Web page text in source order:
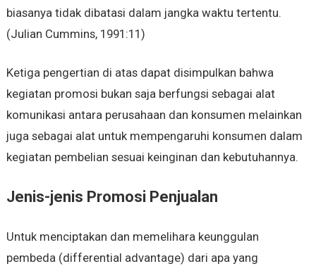
biasanya tidak dibatasi dalam jangka waktu tertentu.
(Julian Cummins, 1991:11)
Ketiga pengertian di atas dapat disimpulkan bahwa
kegiatan promosi bukan saja berfungsi sebagai alat
komunikasi antara perusahaan dan konsumen melainkan
juga sebagai alat untuk mempengaruhi konsumen dalam
kegiatan pembelian sesuai keinginan dan kebutuhannya.
Jenis-jenis Promosi Penjualan
Untuk menciptakan dan memelihara keunggulan
pembeda (differential advantage) dari apa yang